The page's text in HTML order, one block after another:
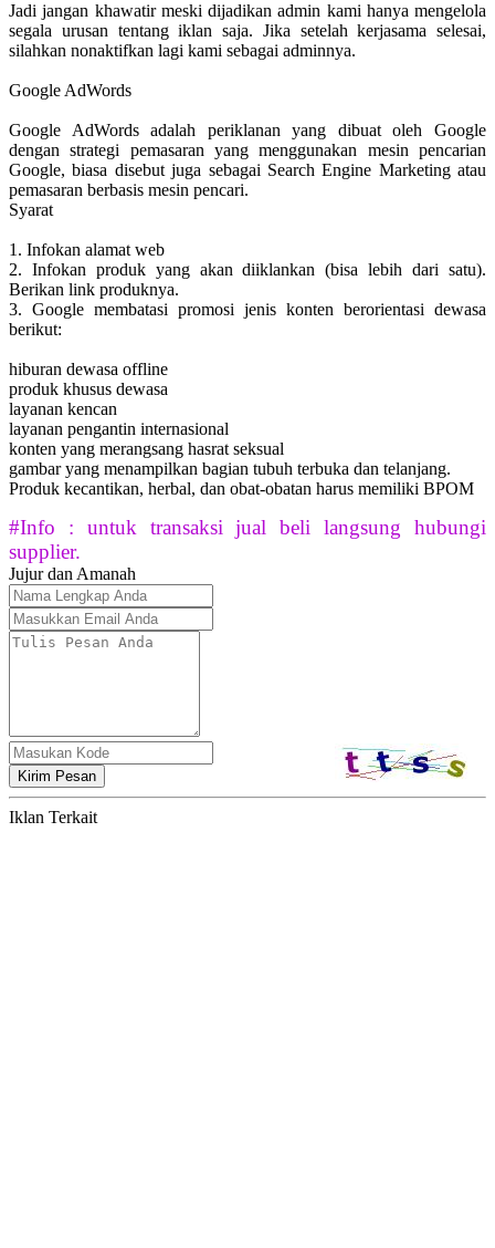
Jadi jangan khawatir meski dijadikan admin kami hanya mengelola
segala urusan tentang iklan saja. Jika setelah kerjasama selesai,
silahkan nonaktifkan lagi kami sebagai adminnya.
Google AdWords
Google AdWords adalah periklanan yang dibuat oleh Google
dengan strategi pemasaran yang menggunakan mesin pencarian
Google, biasa disebut juga sebagai Search Engine Marketing atau
pemasaran berbasis mesin pencari.
Syarat
1. Infokan alamat web
2. Infokan produk yang akan diiklankan (bisa lebih dari satu).
Berikan link produknya.
3. Google membatasi promosi jenis konten berorientasi dewasa
berikut:
hiburan dewasa offline
produk khusus dewasa
layanan kencan
layanan pengantin internasional
konten yang merangsang hasrat seksual
gambar yang menampilkan bagian tubuh terbuka dan telanjang.
Produk kecantikan, herbal, dan obat-obatan harus memiliki BPOM
#Info : untuk transaksi jual beli langsung hubungi
supplier.
Jujur dan Amanah
Kirim Pesan
Iklan Terkait